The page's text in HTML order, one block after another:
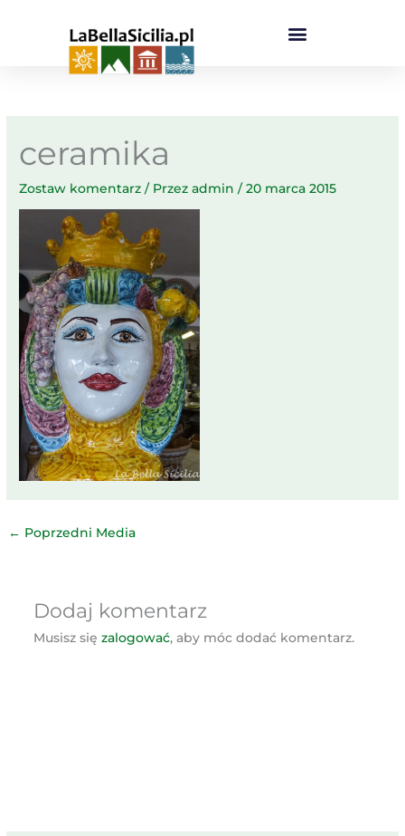
ceramika
Zostaw komentarz / Przezadmin/20 marca 2015
← Poprzedni Media
Dodaj komentarz
Musisz się zalogować, aby móc dodać komentarz.